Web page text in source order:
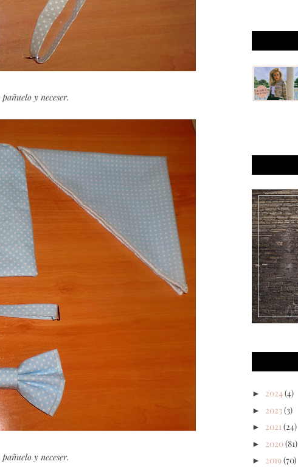
y neceser.
y neceser.
► 2024(4)
► 2023(3)
► 2021(24)
► 2020(81)
► 2019(70)